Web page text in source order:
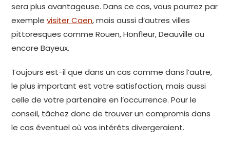
sera plus avantageuse. Dans ce cas, vous pourrez par
exemplevisiter Caen, mais aussi d’autres villes
pittoresques comme Rouen, Honfleur, Deauville ou
encore Bayeux.
Toujours est-il que dans un cas comme dans l’autre,
le plus important est votre satisfaction, mais aussi
celle de votre partenaire en l’occurrence. Pour le
conseil, tâchez donc de trouver un compromis dans
le cas éventuel où vos intérêts divergeraient.